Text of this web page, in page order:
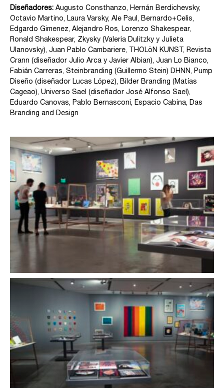
Diseñadores: Augusto Consthanzo, Hernán Berdichevsky,
Octavio Martino, Laura Varsky, Ale Paul, Bernardo+Celis,
Edgardo Gimenez, Alejandro Ros, Lorenzo Shakespear,
Ronald Shakespear, Zkysky (Valeria Dulitzky y Julieta
Ulanovsky), Juan Pablo Cambariere, THOLöN KUNST, Revista
Crann (diseñador Julio Arca y Javier Albian), Juan Lo Bianco,
Fabián Carreras, Steinbranding (Guillermo Stein) DHNN, Pump
Diseño (diseñador Lucas López), Bilder Branding (Matías
Cageao), Universo Sael (diseñador José Alfonso Sael),
Eduardo Canovas, Pablo Bernasconi, Espacio Cabina, Das
Branding and Design